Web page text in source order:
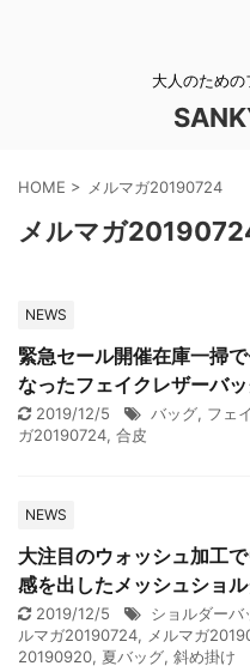
大人のための
HOME > メルマガ20190724
メルマガ
NEWS
緊急セール開催在庫一掃
なったフェイクレザーバ
2019/12/5 バッグ, フェ
ガ20190724, 合皮
NEWS
大注目のウォッシュ加工
感を出したメッシュショ
2019/12/5 ショルダーバ
ルマガ20190724, メルマガ
20190920, 夏バッグ, 斜め掛け